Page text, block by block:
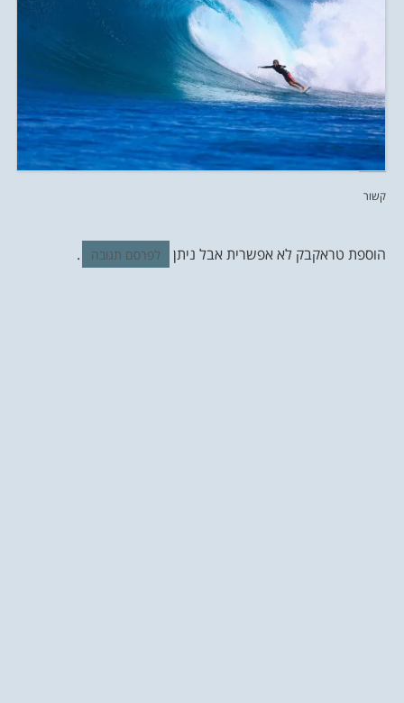
קשור
הוספת טראקבק לא אפשרית אבל ניתן לפרסם תגובה .